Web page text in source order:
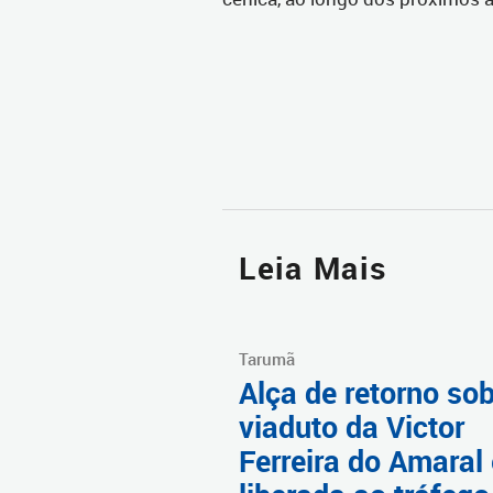
Leia Mais
Tarumã
Alça de retorno
viaduto da Victor
Ferreira do Amaral